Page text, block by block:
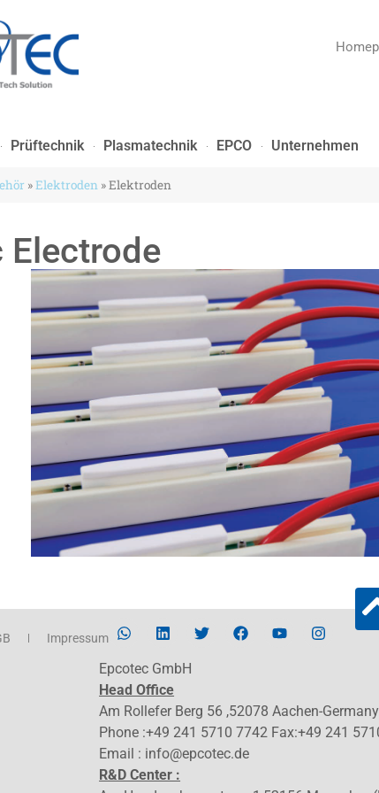
Prüftechnik Plasmatechnik EPCO Unternehmen
»Elektroden »Elektroden
Electrode
Impressum
Epcotec GmbH
Head Office
Am Rollefer Berg 56 ,52078 Aachen-Germany
Phone :+49 241 5710 7742 Fax:+49 241
Email : info@epcotec.de
R&D Center :